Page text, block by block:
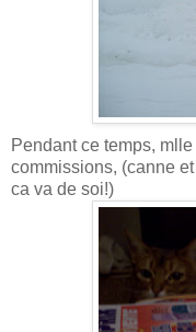
Pendant ce temps,
commissions, (canne
ca va de soi!)